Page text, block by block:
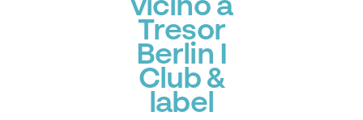
vicino a
Tresor
Berlin I
Club &
label